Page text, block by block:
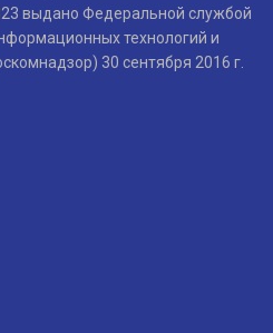
выдано Федеральной службой
технологий и
30 сентября 2016 г.